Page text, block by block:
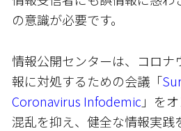
の意識が必要です。
情報公開センターは、コロ
報に対処するための会議「
Coronavirus Infodemic」を
混乱を抑え、健全な情報実践